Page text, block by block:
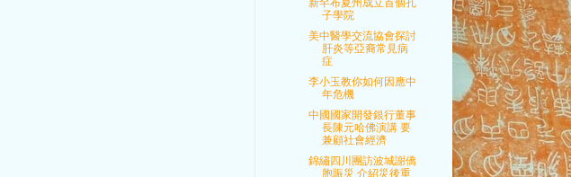
新罕布夏州成立首個孔
子學院
美中醫學交流協會探討
肝炎等亞裔常見病
症
李小玉教你如何因應中
年危機
中國國家開發銀行董事
長陳元哈佛演講 要
兼顧社會經濟
錦繡四川團訪波城謝僑
胞賑災 介紹災後重